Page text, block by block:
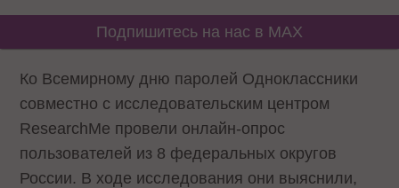
Подпишитесь на нас в MAX
Ко Всемирному дню паролей Одноклассники
совместно с исследовательским центром
ResearchMe провели онлайн-опрос
пользователей из 8 федеральных округов
России. В ходе исследования они выяснили,